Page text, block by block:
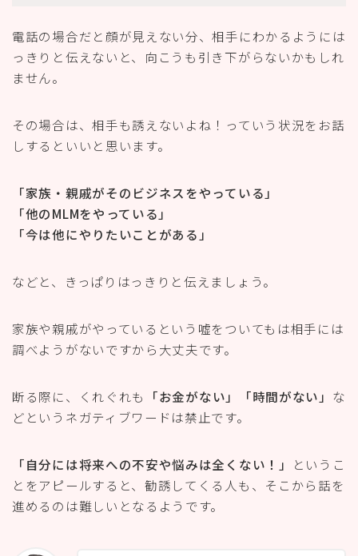
電話の場合だと顔が見えない分、相手にわかるようには
っきりと伝えないと、向こうも引き下がらないかもしれ
ません。
その場合は、相手も誘えないよね！っていう状況をお話
しするといいと思います。
「家族・親戚がそのビジネスをやっている」
「他のMLMをやっている」
「今は他にやりたいことがある」
などと、きっぱりはっきりと伝えましょう。
家族や親戚がやっているという嘘をついてもは相手には
調べようがないですから大丈夫です。
断る際に、くれぐれも 「お金がない」「時間がない」 な
どというネガティブワードは禁止です。
「自分には将来への不安や悩みは全くない！」
というこ
とをアピールすると、勧誘してくる人も、そこから話を
進めるのは難しいとなるようです。